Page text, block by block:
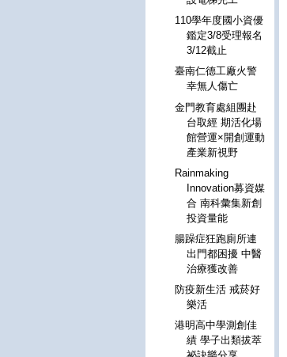
110學年度國小資優
鑑定3/8受理報名
3/12截止
臺南仁德工廠火警
幸無人傷亡
金門教育處組團赴
台取經 期活化場
館營運×開創運動
產業新視野
Rainmaking
Innovation募資媒
合 南科彙集新創
投資量能
腸躁症狂跑廁所連
出門都困擾 中醫
治療獲改善
防疫新生活 戒菸好
樂活
港明高中學測創佳
績 學子出類拔萃